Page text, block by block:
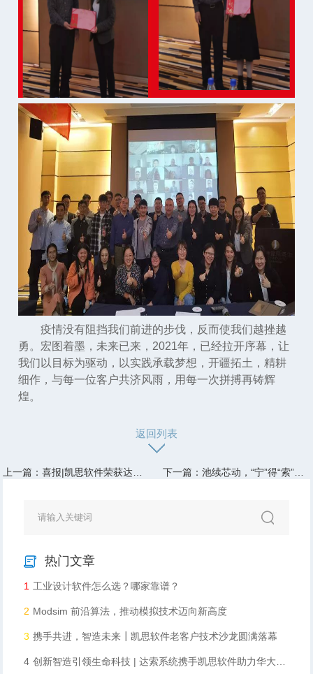
疫情没有阻挡我们前进的步伐，反而使我们越挫越
勇。宏图着墨，未来已来，2021年，已经拉开序幕，让
我们以目标为驱动，以实践承载梦想，开疆拓土，精耕
细作，与每一位客户共济风雨，用每一次拼搏再铸辉
煌。
返回列表
下一篇：池续芯动，“宁”得“索”愿——祝贺ATL达索系统PLM项目成功上线
热门文章
1 工业设计软件怎么选？哪家靠谱？
2 Modsim 前沿算法，推动模拟技术迈向新高度​
3 携手共进，智造未来┃凯思软件老客户技术沙龙圆满落幕
4 创新智造引领生命科技 | 达索系统携手凯思软件助力华大智造数字化升级